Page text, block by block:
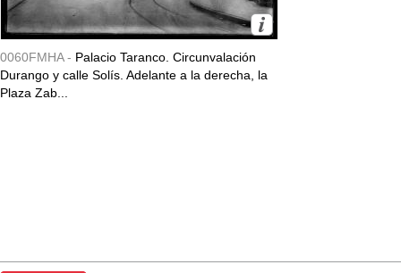
0060FMHA - Palacio Taranco. Circunvalación
Durango y calle Solís. Adelante a la derecha, la
Plaza Zab...